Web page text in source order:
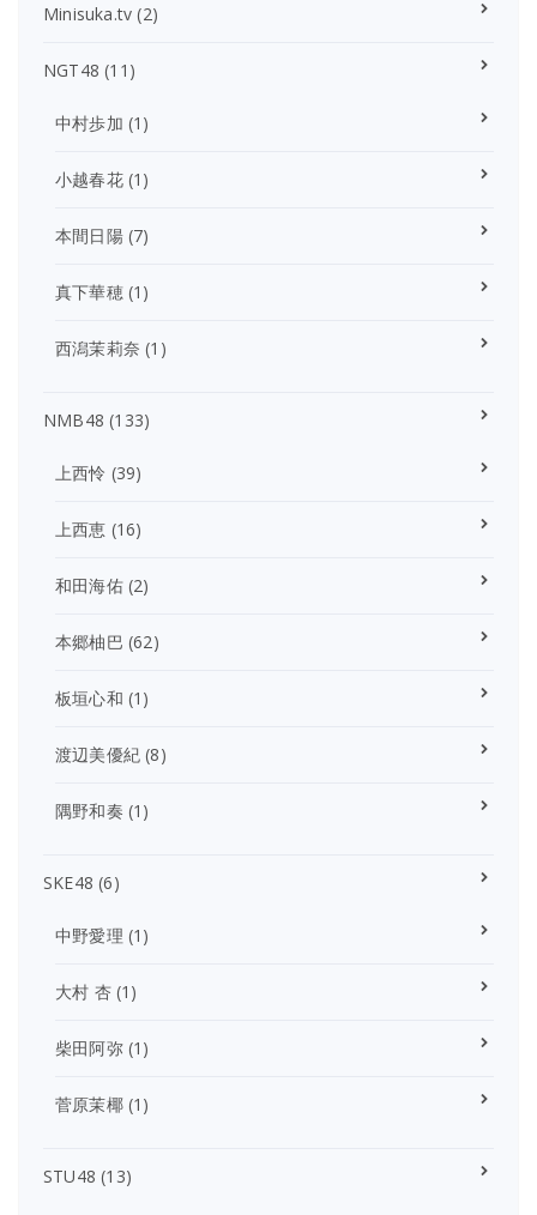
Minisuka.tv (2)
NGT48 (11)
中村歩加 (1)
小越春花(1)
本間日陽(7)
真下華穂(1)
西潟茉莉奈 (1)
NMB48 (133)
上西怜 (39)
上西恵 (16)
和田海佑(2)
本郷柚巴 (62)
板垣心和 (1)
渡辺美優紀 (8)
隅野和奏 (1)
SKE48 (6)
中野愛理 (1)
大村 杏(1)
柴田阿弥(1)
菅原茉椰(1)
STU48 (13)